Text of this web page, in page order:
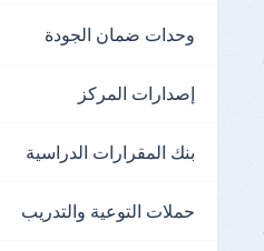
وحدات ضمان الجودة
إصدارات المركز
بنك المقرارات الدراسية
حملات التوعية والتدريب